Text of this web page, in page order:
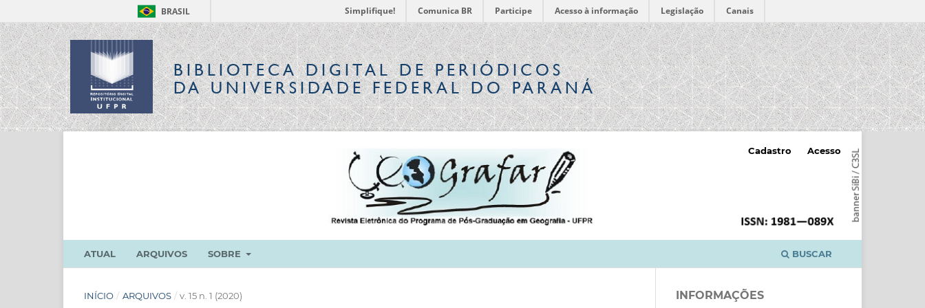
BRASIL Simplifique! Comunica BR Participe Acesso à informação Legislação Canais
BIBLIOTECA DIGITALDE PERIÓDICOS
DA UNIVERSIDADE FEDERAL DO PARANÁ
ATUAL ARQUIVOS SOBRE BUSCAR
Cadastro Acesso
INÍCIO / ARQUIVOS / v. 15 n. 1 (2020) INFORMAÇÕES